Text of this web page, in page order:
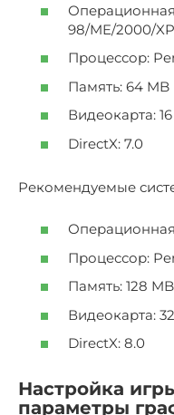
98/ME/2000/XP
Процессор:
Память: 64 MB
Видеокарта:
DirectX: 7.0
Рекомендуемые
Процессор:
Память: 128
Видеокарта:
DirectX: 8.0
Настройка
параметры